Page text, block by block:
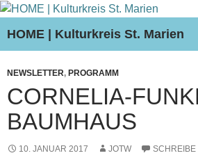
HOME | Kulturkreis St. Marien
SPRINGEN
NEWSLETTER, PROGRAMM
CORNELIA-
BAUMHAUS
10. JANUAR 2017 JOTW SCHREIBE